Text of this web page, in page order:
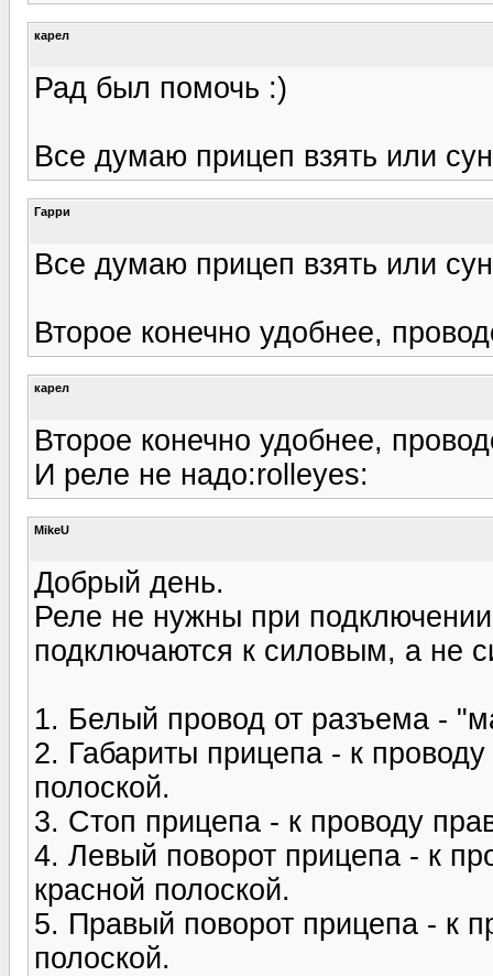
карел
Рад был помочь :)
Все думаю прицеп взять или
Гарри
Все думаю прицеп взять или
Второе конечно удобнее,
карел
Второе конечно удобнее,
И реле не надо:rolleyes:
MikeU
Добрый день.
Реле не нужны при
подключаются к силовым, а не
1. Белый провод от разъема -
2. Габариты прицепа - к
полоской.
3. Стоп прицепа - к проводу
4. Левый поворот прицепа - к
красной полоской.
5. Правый поворот прицепа - к
полоской.